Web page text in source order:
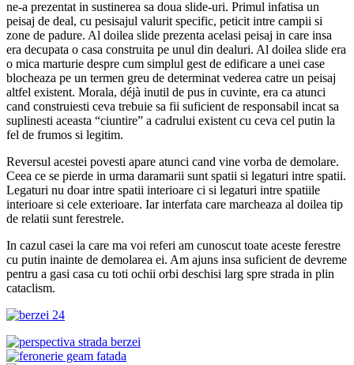
ne-a prezentat in sustinerea sa doua slide-uri. Primul infatisa un
peisaj de deal, cu pesisajul valurit specific, peticit intre campii si
zone de padure. Al doilea slide prezenta acelasi peisaj in care insa
era decupata o casa construita pe unul din dealuri. Al doilea slide era
o mica marturie despre cum simplul gest de edificare a unei case
blocheaza pe un termen greu de determinat vederea catre un peisaj
altfel existent. Morala, déjà inutil de pus in cuvinte, era ca atunci
cand construiesti ceva trebuie sa fii suficient de responsabil incat sa
suplinesti aceasta “ciuntire” a cadrului existent cu ceva cel putin la
fel de frumos si legitim.
Reversul acestei povesti apare atunci cand vine vorba de demolare.
Ceea ce se pierde in urma daramarii sunt spatii si legaturi intre spatii.
Legaturi nu doar intre spatii interioare ci si legaturi intre spatiile
interioare si cele exterioare. Iar interfata care marcheaza al doilea tip
de relatii sunt ferestrele.
In cazul casei la care ma voi referi am cunoscut toate aceste ferestre
cu putin inainte de demolarea ei. Am ajuns insa suficient de devreme
pentru a gasi casa cu toti ochii orbi deschisi larg spre strada in plin
cataclism.